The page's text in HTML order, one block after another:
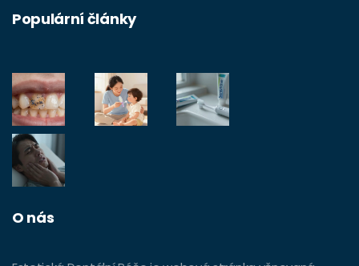
Populární články
O nás